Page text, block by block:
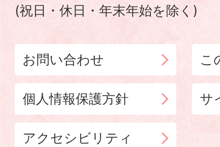
(祝日・休日・年末年始を除く)
お問い合わせ こ
個人情報保護方針 サ
アクセシビリティ